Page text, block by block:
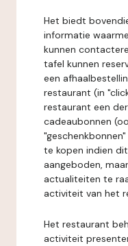
Het biedt
informatie
kunnen
tafel kunnen
een
restaurant (in
restaurant een
cadeaubonnen
te kopen indien
aangeboden,
actualiteiten te
activiteit van het
Het restaurant
activiteit